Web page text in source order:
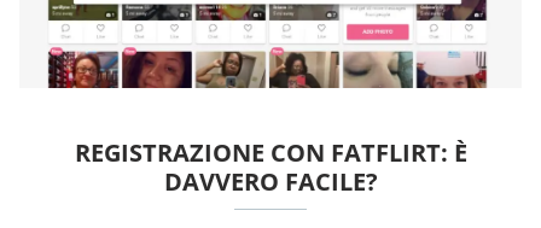
REGISTRAZIONE CON FATFLIRT: È
DAVVERO FACILE?